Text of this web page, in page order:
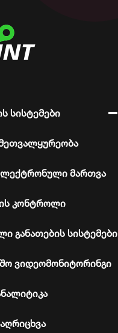
სისტემები
მართვა
კონტროლი
განათების სისტემები
ვიდეომონიტორინგი